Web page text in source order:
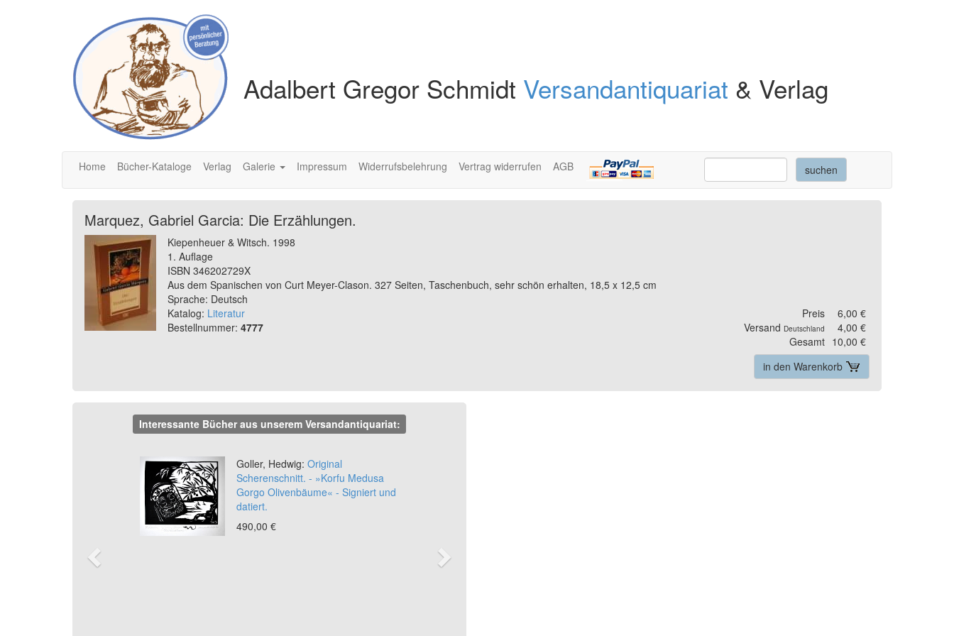
Adalbert Gregor Schmidt Versandantiquariat & Verlag
Home Bücher-Kataloge Verlag Galerie Impressum Widerrufsbelehrung Vertrag widerrufen AGB
Marquez, Gabriel Garcia: Die Erzählungen.
Kiepenheuer & Witsch. 1998
1. Auflage
ISBN 346202729X
Aus dem Spanischen von Curt Meyer-Clason. 327 Seiten, Taschenbuch, sehr schön erhalten, 18,5 x 12,5 cm
Sprache: Deutsch
Katalog: Literatur
Bestellnummer: 4777
Preis
6,00 €
Versand Deutschland
4,00 €
Gesamt 10,00 €
in den Warenkorb
Interessante Bücher aus unserem Versandantiquariat:
Goller, Hedwig: Original
Scherenschnitt. - »Korfu Medusa
Gorgo Olivenbäume« - Signiert und
datiert.
490,00 €
Previous